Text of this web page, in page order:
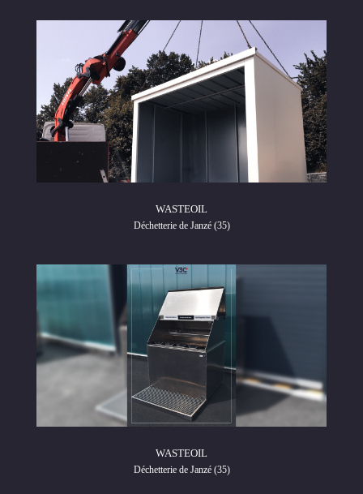
WASTEOIL
Déchetterie de Janzé (35)
WASTEOIL
Déchetterie de Janzé (35)